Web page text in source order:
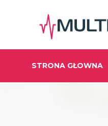
STRONA GŁOWNA